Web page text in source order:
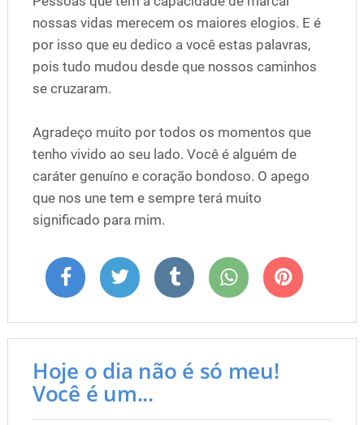
nossas vidas merecem os maiores elogios. E é
por isso que eu dedico a você estas palavras,
pois tudo mudou desde que nossos caminhos
se cruzaram.
Agradeço muito por todos os momentos que
tenho vivido ao seu lado. Você é alguém de
caráter genuíno e coração bondoso. O apego
que nos une tem e sempre terá muito
significado para mim.
Hoje o dia não é só meu!
Você é um...